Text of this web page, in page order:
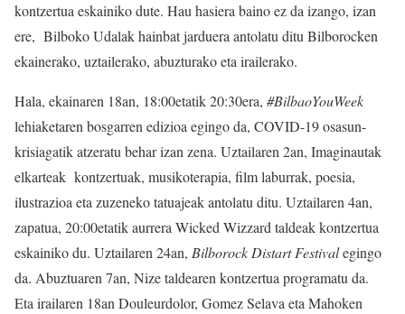
kontzertua eskainiko dute. Hau hasiera baino ez da izango, izan
ere, Bilboko Udalak hainbat jarduera antolatu ditu Bilborocken
ekainerako, uztailerako, abuzturako eta irailerako.
Hala, ekainaren 18an, 18:00etatik 20:30era, #BilbaoYouWeek
lehiaketaren bosgarren edizioa egingo da, COVID-19 osasun-
krisiagatik atzeratu behar izan zena. Uztailaren 2an, Imaginautak
elkarteak kontzertuak, musikoterapia, film laburrak, poesia,
ilustrazioa eta zuzeneko tatuajeak antolatu ditu. Uztailaren 4an,
zapatua, 20:00etatik aurrera Wicked Wizzard taldeak kontzertua
eskainiko du. Uztailaren 24an, Bilborock Distart Festivalegingo
da. Abuztuaren 7an, Nize taldearen kontzertua programatu da.
Eta irailaren 18an Douleurdolor, Gomez Selava eta Mahoken